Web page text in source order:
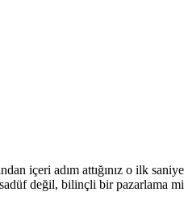
içeri adım attığınız o ilk
değil, bilinçli bir pazarlama